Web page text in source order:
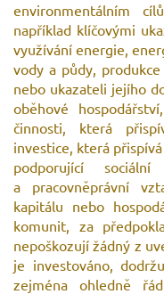
environmentálním
například klíčovými
využívání energie,
vody a půdy,
nebo ukazateli jejího
oběhové
činnosti, která
investice, která
podporující
a pracovněprávní
kapitálu nebo
komunit, za
nepoškozují žádný z
je investováno,
zejména ohledně